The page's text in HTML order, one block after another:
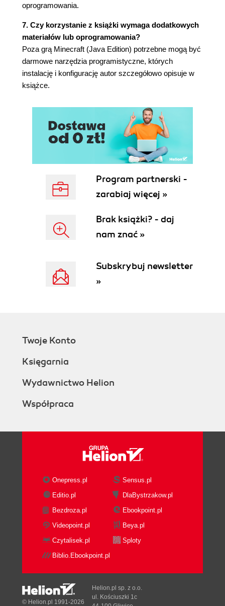
oprogramowania.
7. Czy korzystanie z książki wymaga dodatkowych
materiałów lub oprogramowania?
Poza grą Minecraft (Java Edition) potrzebne mogą być
darmowe narzędzia programistyczne, których
instalację i konfigurację autor szczegółowo opisuje w
książce.
Program partnerski -
zarabiaj więcej »
Brak książki? - daj
nam znać »
Subskrybuj newsletter
»
Twoje Konto
Księgarnia
Wydawnictwo Helion
Współpraca
Onepress.pl
Sensus.pl
Editio.pl
DlaBystrzakow.pl
Bezdroza.pl
Ebookpoint.pl
Videopoint.pl
Beya.pl
Czytalisek.pl
Sploty
Biblio.Ebookpoint.pl
© Helion.pl 1991-2026
Helion.pl sp. z o.o.
ul. Kościuszki 1c